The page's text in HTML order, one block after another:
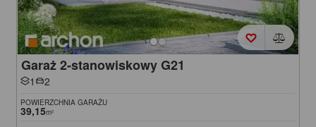
Garaż 2-stanowiskowy G21
1 2
POWIERZCHNIA GARAŻU
39,15m²